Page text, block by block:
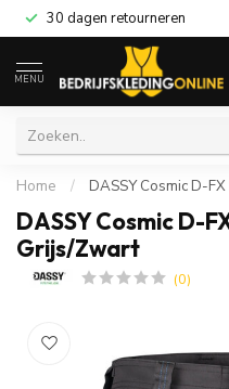
30 dagen retourneren
MENU
Home / DASSY Cosmic D-
DASSY Cosmic D-
Grijs/Zwart
(0)